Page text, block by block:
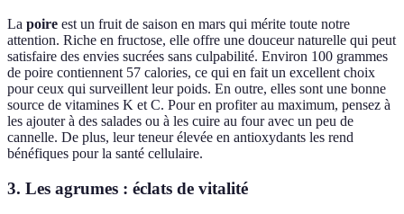
La poire est un fruit de saison en mars qui mérite toute notre
attention. Riche en fructose, elle offre une douceur naturelle qui peut
satisfaire des envies sucrées sans culpabilité. Environ 100 grammes
de poire contiennent 57 calories, ce qui en fait un excellent choix
pour ceux qui surveillent leur poids. En outre, elles sont une bonne
source de vitamines K et C. Pour en profiter au maximum, pensez à
les ajouter à des salades ou à les cuire au four avec un peu de
cannelle. De plus, leur teneur élevée en antioxydants les rend
bénéfiques pour la santé cellulaire.
3. Les agrumes : éclats de vitalité